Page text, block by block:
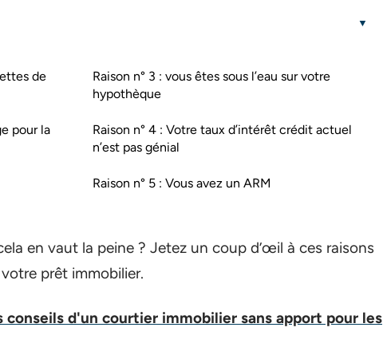
de
pour la
Raison n° 3 : vous êtes sous l’eau sur votre
hypothèque
Raison n° 4 : Votre taux d’intérêt crédit actuel
n’est pas génial
Raison n° 5 : Vous avez un ARM
en vaut la peine ? Jetez un coup d’œil à ces raisons
prêt immobilier.
conseils d'un courtier immobilier sans apport pour les